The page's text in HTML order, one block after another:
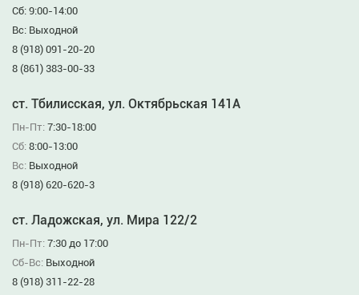
Сб: 9:00-14:00
Вс: Выходной
8 (918) 091-20-20
8 (861) 383-00-33
ст. Тбилисская, ул. Октябрьская 141А
Пн-Пт: 7:30-18:00
Сб: 8:00-13:00
Вс: Выходной
8 (918) 620-620-3
ст. Ладожская, ул. Мира 122/2
Пн-Пт: 7:30 до 17:00
Сб-Вс: Выходной
8 (918) 311-22-28